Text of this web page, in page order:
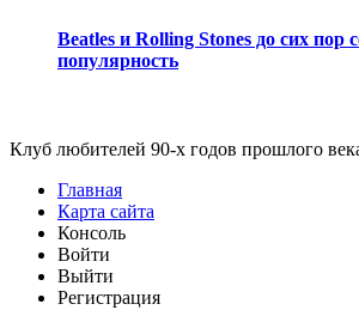
Beatles и Rolling Stones до сих пор
популярность
Клуб любителей 90-х годов прошлого
Главная
Карта сайта
Консоль
Войти
Выйти
Регистрация